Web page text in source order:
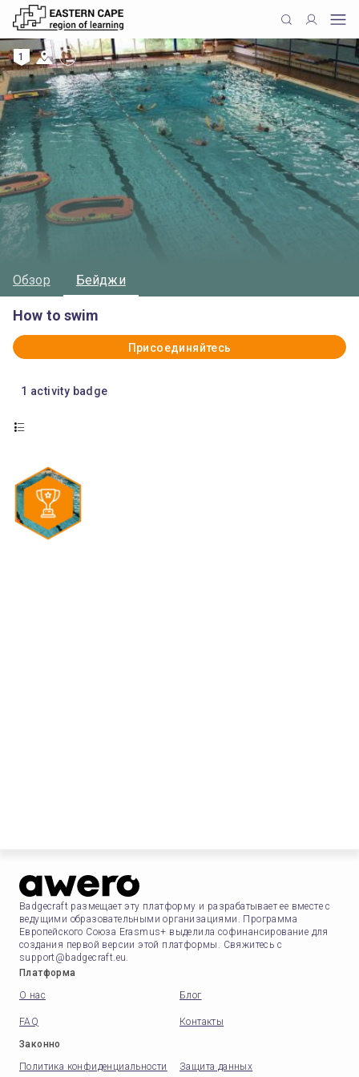
1
Обзор Бейджи
How to swim
Присоединяйтесь
1 activity badge
Badgecraft размещает эту платформу и разрабатывает ее вместе с
ведущими образовательными организациями. Программа
Европейского Союза Erasmus+ выделила софинансирование для
создания первой версии этой платформы. Свяжитесь с
support@badgecraft.eu.
Платформа
О нас
Блог
FAQ
Контакты
Законно
Политика конфиденциальности
Защита данных